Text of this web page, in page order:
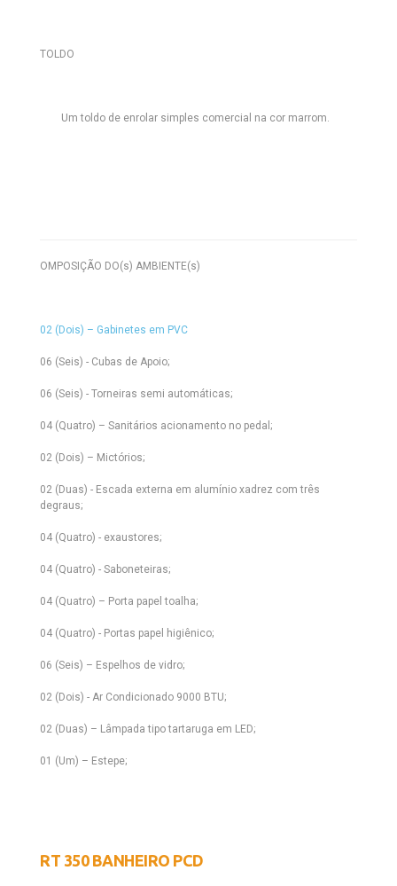
TOLDO
Um toldo de enrolar simples comercial na cor marrom.
OMPOSIÇÃO DO(s) AMBIENTE(s)
02 (Dois) – Gabinetes em PVC
06 (Seis) - Cubas de Apoio;
06 (Seis) - Torneiras semi automáticas;
04 (Quatro) – Sanitários acionamento no pedal;
02 (Dois) – Mictórios;
02 (Duas) - Escada externa em alumínio xadrez com três
degraus;
04 (Quatro) - exaustores;
04 (Quatro) - Saboneteiras;
04 (Quatro) – Porta papel toalha;
04 (Quatro) - Portas papel higiênico;
06 (Seis) – Espelhos de vidro;
02 (Dois) - Ar Condicionado 9000 BTU;
02 (Duas) – Lâmpada tipo tartaruga em LED;
01 (Um) – Estepe;
RT 350 BANHEIRO PCD